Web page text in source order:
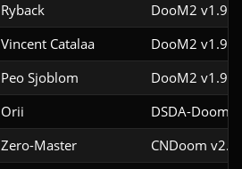
Ryback
DooM2 v1.9
Vincent Catalaa
DooM2 v1.9f
Peo Sjoblom
DooM2 v1.9f
Orii
DSDA-Doom
Zero-Master
CNDoom